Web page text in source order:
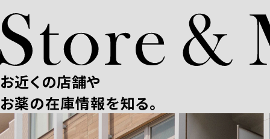
お近くの店舗や
お薬の在庫情報を知る。